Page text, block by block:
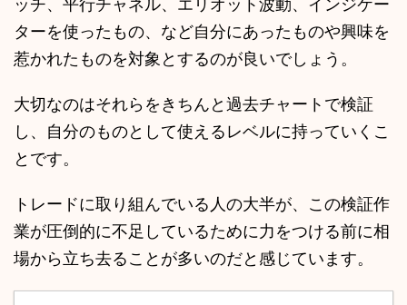
ッチ、平行チャネル、エリオット波動、インジケー
ターを使ったもの、など自分にあったものや興味を
惹かれたものを対象とするのが良いでしょう。
大切なのはそれらをきちんと過去チャートで検証
し、自分のものとして使えるレベルに持っていくこ
とです。
トレードに取り組んでいる人の大半が、この検証作
業が圧倒的に不足しているために力をつける前に相
場から立ち去ることが多いのだと感じています。